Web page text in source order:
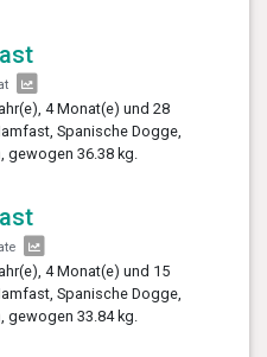
4 Monat(e) und 28
Spanische Dogge,
gewogen 36.38 kg.
4 Monat(e) und 15
Spanische Dogge,
gewogen 33.84 kg.